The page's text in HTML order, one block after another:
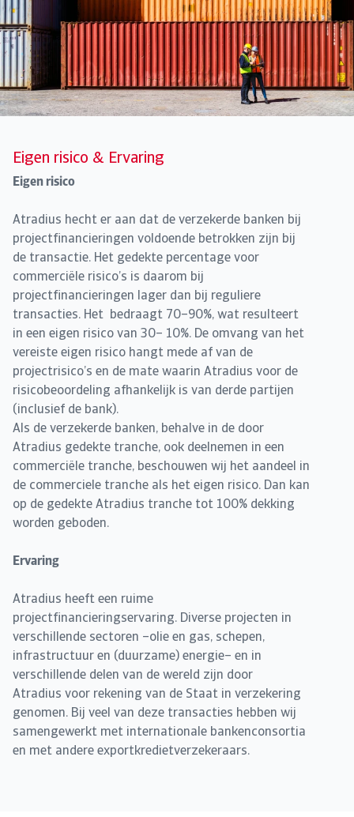
Eigen risico & Ervaring
Eigen risico
Atradius hecht er aan dat de verzekerde banken bij
projectfinancieringen voldoende betrokken zijn bij
de transactie. Het gedekte percentage voor
commerciële risico’s is daarom bij
projectfinancieringen lager dan bij reguliere
transacties. Het bedraagt 70–90%, wat resulteert
in een eigen risico van 30– 10%. De omvang van het
vereiste eigen risico hangt mede af van de
projectrisico’s en de mate waarin Atradius voor de
risicobeoordeling afhankelijk is van derde partijen
(inclusief de bank).
Als de verzekerde banken, behalve in de door
Atradius gedekte tranche, ook deelnemen in een
commerciële tranche, beschouwen wij het aandeel in
de commerciele tranche als het eigen risico. Dan kan
op de gedekte Atradius tranche tot 100% dekking
worden geboden.
Ervaring
Atradius heeft een ruime
projectfinancieringservaring. Diverse projecten in
verschillende sectoren –olie en gas, schepen,
infrastructuur en (duurzame) energie– en in
verschillende delen van de wereld zijn door
Atradius voor rekening van de Staat in verzekering
genomen. Bij veel van deze transacties hebben wij
samengewerkt met internationale bankenconsortia
en met andere exportkredietverzekeraars.